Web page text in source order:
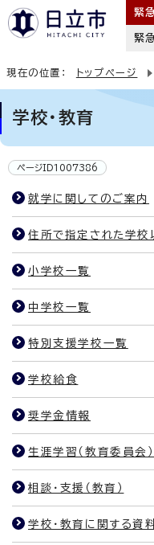
緊
緊
現在の位置： トップページ
学校・教育
ページID1007386
就学に関してのご案内
住所で指定された学校
小学校一覧
中学校一覧
特別支援学校一覧
学校給食
奨学金情報
生涯学習（教育委員会）
相談・支援（教育）
学校・教育に関する資